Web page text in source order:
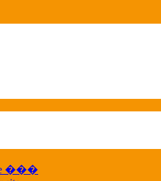
���